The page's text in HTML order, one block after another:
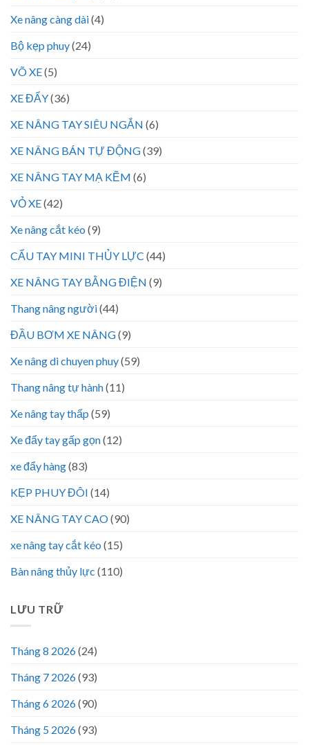
Xe nâng càng dài(4)
Bộ kẹp phuy(24)
VÕ XE(5)
XE ĐẨY(36)
XE NÂNG TAY SIÊU NGẮN (6)
XE NÂNG BÁN TỰ ĐỘNG(39)
XE NÂNG TAY MẠ KẼM (6)
VỎ XE(42)
Xe nâng cắt kéo (9)
CẨU TAY MINI THỦY LỰC (44)
XE NÂNG TAY BẰNG ĐIỆN (9)
Thang nâng người(44)
ĐẦU BƠM XE NÂNG(9)
Xe nâng di chuyen phuy(59)
Thang nâng tự hành(11)
Xe nâng tay thấp (59)
Xe đẩy tay gấp gọn(12)
xe đẩy hàng(83)
KẸP PHUY ĐÔI (14)
XE NÂNG TAY CAO(90)
xe nâng tay cắt kéo (15)
Bàn nâng thủy lực (110)
LƯU TRỮ
Tháng 8 2026(24)
Tháng 7 2026(93)
Tháng 6 2026(90)
Tháng 5 2026(93)